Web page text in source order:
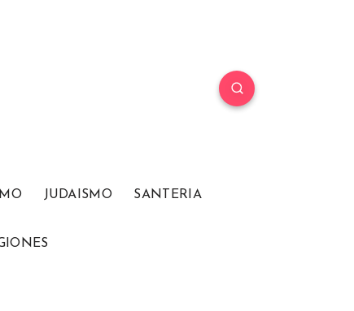
JUDAISMO SANTERIA